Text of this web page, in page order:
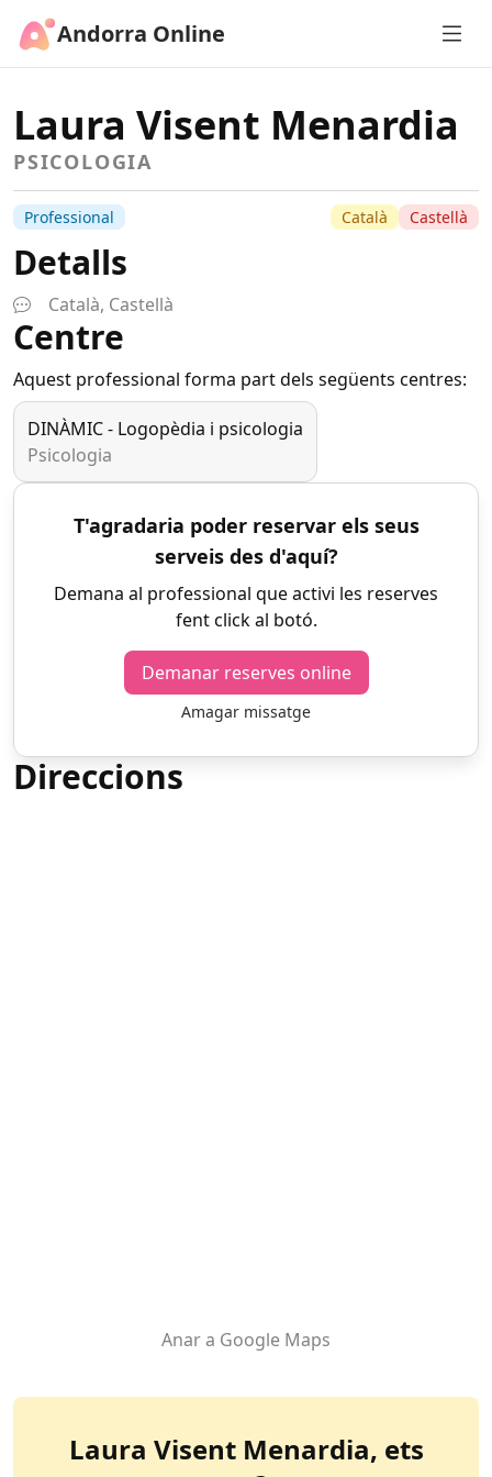
Andorra Online
Laura Visent Menardia
PSICOLOGIA
Professional Català Castellà
Detalls
Català, Castellà
Centre
Aquest professional forma part dels següents centres:
DINÀMIC - Logopèdia i psicologia
Psicologia
T'agradaria poder reservar els seus
serveis des d'aquí?
Demana al professional que activi les reserves
fent click al botó.
Demanar reserves online
Amagar missatge
Direccions
Anar a Google Maps
Laura Visent Menardia, ets